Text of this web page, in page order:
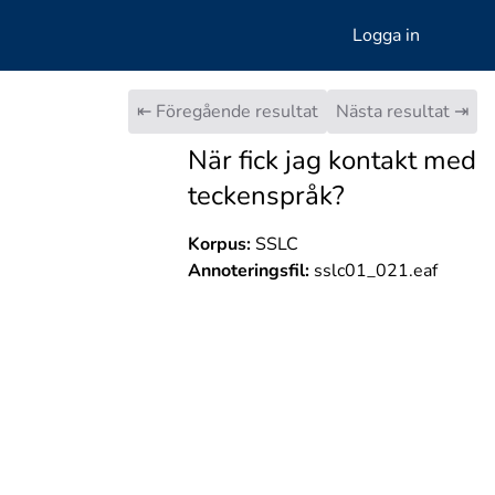
Logga in
⇤ Föregående resultat Nästa resultat ⇥
När fick jag kontakt med
teckenspråk?
Korpus:SSLC
Annoteringsfil:sslc01_021.eaf